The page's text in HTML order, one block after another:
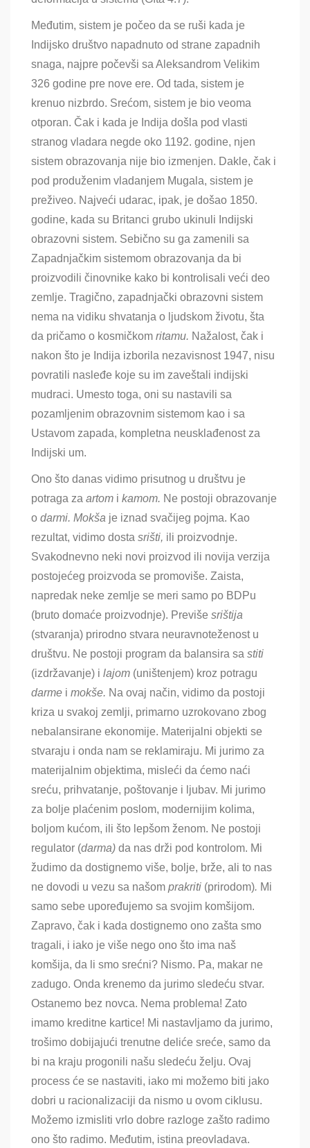
Međutim, sistem je počeo da se ruši kada je
Indijsko društvo napadnuto od strane zapadnih
snaga, najpre počevši sa Aleksandrom Velikim
326 godine pre nove ere. Od tada, sistem je
krenuo nizbrdo. Srećom, sistem je bio veoma
otporan. Čak i kada je Indija došla pod vlasti
stranog vladara negde oko 1192. godine, njen
sistem obrazovanja nije bio izmenjen. Dakle, čak i
pod produženim vladanjem Mugala, sistem je
preživeo. Najveći udarac, ipak, je došao 1850.
godine, kada su Britanci grubo ukinuli Indijski
obrazovni sistem. Sebično su ga zamenili sa
Zapadnjačkim sistemom obrazovanja da bi
proizvodili činovnike kako bi kontrolisali veći deo
zemlje. Tragično, zapadnjački obrazovni sistem
nema na vidiku shvatanja o ljudskom životu, šta
da pričamo o kosmičkom ritamu. Nažalost, čak i
nakon što je Indija izborila nezavisnost 1947, nisu
povratili nasleđe koje su im zaveštali indijski
mudraci. Umesto toga, oni su nastavili sa
pozamljenim obrazovnim sistemom kao i sa
Ustavom zapada, kompletna neusklađenost za
Indijski um.
Ono što danas vidimo prisutnog u društvu je
potraga za artom i kamom. Ne postoji obrazovanje
o darmi. Mokša je iznad svačijeg pojma. Kao
rezultat, vidimo dosta srišti, ili proizvodnje.
Svakodnevno neki novi proizvod ili novija verzija
postojećeg proizvoda se promoviše. Zaista,
napredak neke zemlje se meri samo po BDPu
(bruto domaće proizvodnje). Previše srištija
(stvaranja) prirodno stvara neuravnoteženost u
društvu. Ne postoji program da balansira sa stiti
(izdržavanje) i lajom (uništenjem) kroz potragu
darme i mokše. Na ovaj način, vidimo da postoji
kriza u svakoj zemlji, primarno uzrokovano zbog
nebalansirane ekonomije. Materijalni objekti se
stvaraju i onda nam se reklamiraju. Mi jurimo za
materijalnim objektima, misleći da ćemo naći
sreću, prihvatanje, poštovanje i ljubav. Mi jurimo
za bolje plaćenim poslom, modernijim kolima,
boljom kućom, ili što lepšom ženom. Ne postoji
regulator (darma) da nas drži pod kontrolom. Mi
žudimo da dostignemo više, bolje, brže, ali to nas
ne dovodi u vezu sa našom prakriti (prirodom). Mi
samo sebe upoređujemo sa svojim komšijom.
Zapravo, čak i kada dostignemo ono zašta smo
tragali, i iako je više nego ono što ima naš
komšija, da li smo srećni? Nismo. Pa, makar ne
zadugo. Onda krenemo da jurimo sledeću stvar.
Ostanemo bez novca. Nema problema! Zato
imamo kreditne kartice! Mi nastavljamo da jurimo,
trošimo dobijajući trenutne deliće sreće, samo da
bi na kraju progonili našu sledeću želju. Ovaj
process će se nastaviti, iako mi možemo biti jako
dobri u racionalizaciji da nismo u ovom ciklusu.
Možemo izmisliti vrlo dobre razloge zašto radimo
ono što radimo. Međutim, istina preovladava.